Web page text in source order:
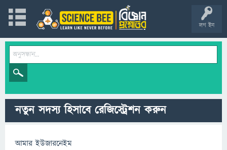
লগ ইন
নতুন সদস্য হিসাবে রেজিস্ট্রেশন করুন
আমার ইউজারনেইম